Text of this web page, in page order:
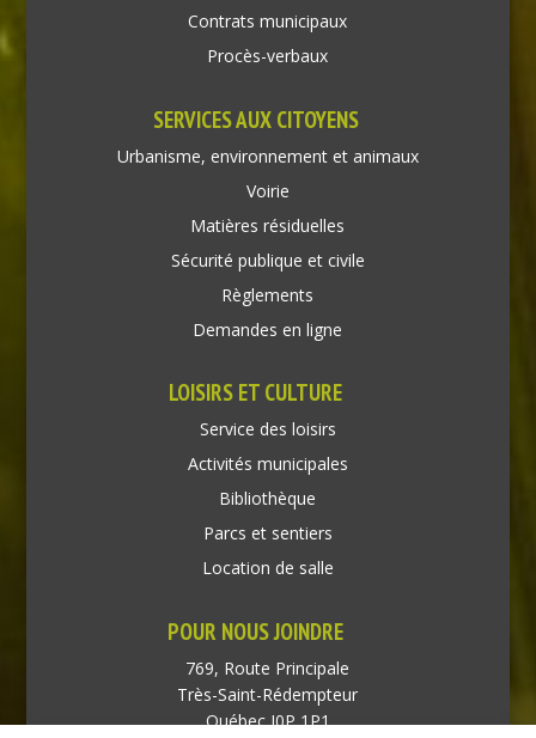
Contrats municipaux
Procès-verbaux
SERVICES AUX CITOYENS
Urbanisme, environnement et animaux
Voirie
Matières résiduelles
Sécurité publique et civile
Règlements
Demandes en ligne
LOISIRS ET CULTURE
Service des loisirs
Activités municipales
Bibliothèque
Parcs et sentiers
Location de salle
POUR NOUS JOINDRE
769, Route Principale
Très-Saint-Rédempteur
Québec J0P 1P1